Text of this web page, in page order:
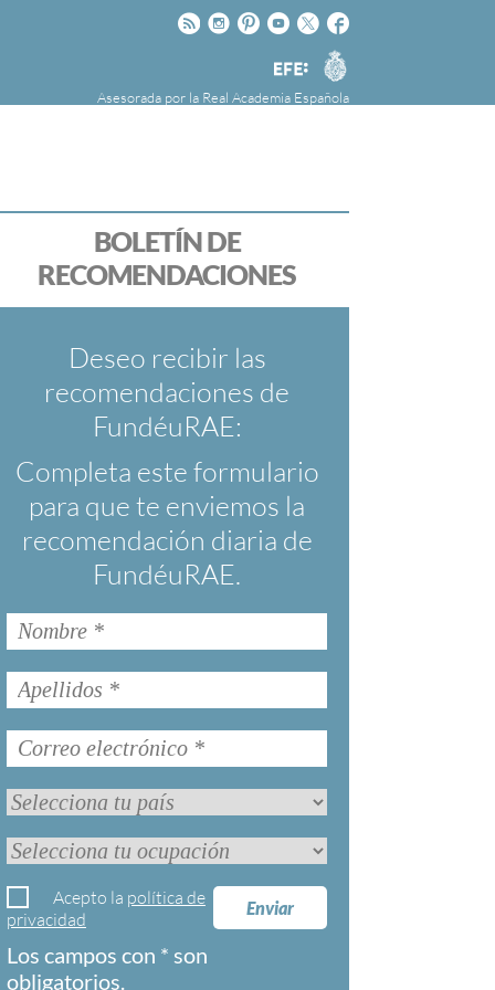
Facebook
Twitter
Youtube
Pinteres
Instagram
Rss
Agencia
EFE
Asesorada por la Real Academia Española
Agencia Efe y la Real Academia Española,
cuyo objetivo es colaborar con el buen uso del
español en los medios de comunicación y en
Internet.
BOLETÍN DE
RECOMENDACIONES
Deseo recibir las
recomendaciones de
FundéuRAE:
Completa este formulario
para que te enviemos la
recomendación diaria de
FundéuRAE.
Enviar
Acepto la política de
privacidad
Los campos con * son
obligatorios.